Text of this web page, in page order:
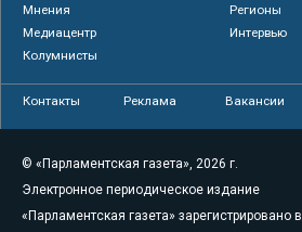
Мнения
Регионы
Медиацентр
Интервью
Колумнисты
Контакты Реклама Вакансии
© «Парламентская газета», 2026 г.
Электронное периодическое издание
«Парламентская газета» зарегистрировано в